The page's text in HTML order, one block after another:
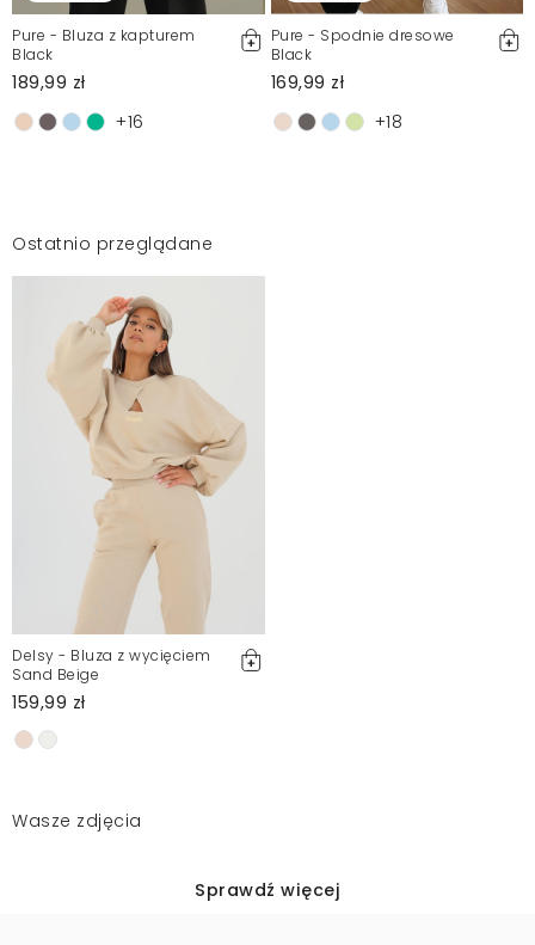
Pure - Bluza z kapturem
Black
189,99 zł
+16
Pure - Spodnie dresowe
Black
169,99 zł
+18
Ostatnio przeglądane
Delsy - Bluza z wycięciem
Sand Beige
159,99 zł
Wasze zdjęcia
Sprawdź więcej